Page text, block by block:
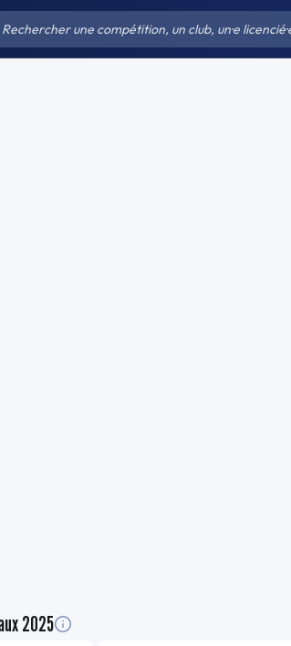
2025